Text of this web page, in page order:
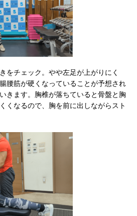
をチェック。やや左足が上がりにく
腰筋が硬くなっていることが予想され
きます。胸椎が落ちていると骨盤と胸
くなるので、胸を前に出しながらスト